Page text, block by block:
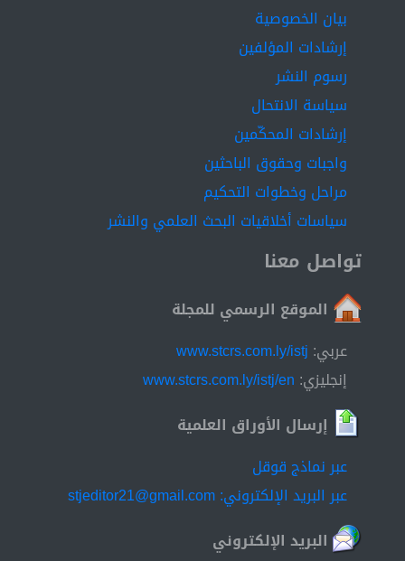
Loss Ratio, Throughputs, and Average Delay Ratio.
Such a result has successfully proved the
trustworthiness and efficiency of Control Packet
Protection Technique (CPPT-OBS) to prevent DBR
attack.......................... Keywords:............... OBS , DB,
بيان الخصوصية
إرشادات المؤلفين
رسوم النشر
سياسة الانتحال
إرشادات المحكّمين
واجبات وحقوق الباحثين
مراحل وخطوات التحكيم
سياسات أخلاقيات البحث العلمي والنشر
تواصل معنا
الموقع الرسمي للمجلة
عربي: www.stcrs.com.ly/istj
إنجليزي: www.stcrs.com.ly/istj/en
إرسال الأوراق العلمية
عبر نماذج قوقل
عبر البريد الإلكتروني: stjeditor21@gmail.com
البريد الإلكتروني